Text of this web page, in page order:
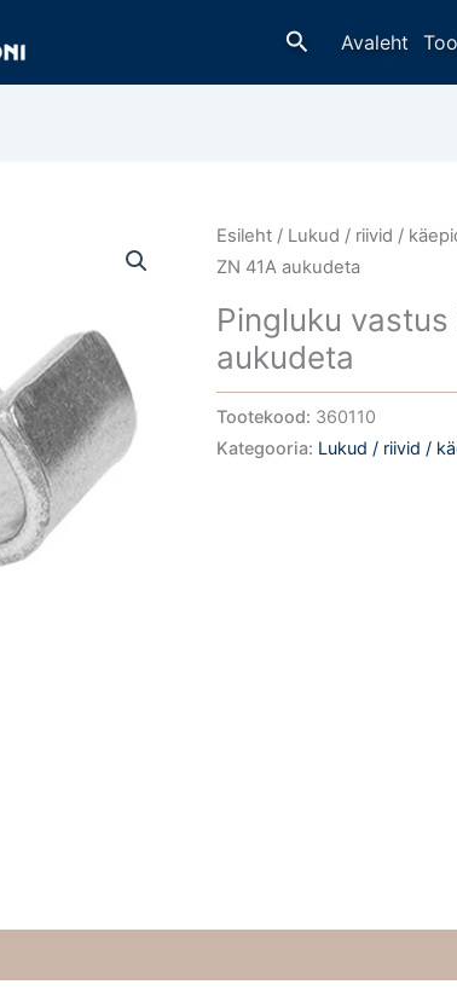
OtsingAvaleht
Esileht / Lukud / riivid /
ZN 41A aukudeta
Pingluku vastus
aukudeta
Tootekood: 360110
Kategooria: Lukud / riivid /